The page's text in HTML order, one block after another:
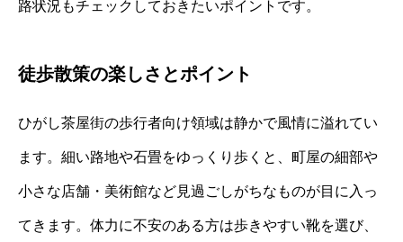
路状況もチェックしておきたいポイントです。
徒歩散策の楽しさとポイント
ひがし茶屋街の歩行者向け領域は静かで風情に溢れてい
ます。細い路地や石畳をゆっくり歩くと、町屋の細部や
小さな店舗・美術館など見過ごしがちなものが目に入っ
てきます。体力に不安のある方は歩きやすい靴を選び、